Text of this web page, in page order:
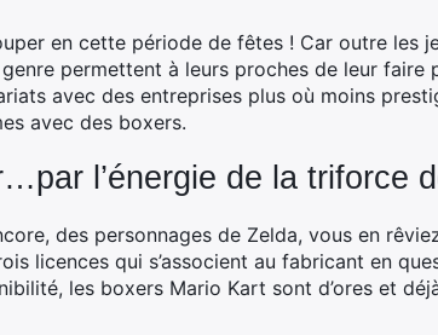
en cette période de fêtes ! Car outre les
permettent à leurs proches de leur faire
avec des entreprises plus où moins
avec des boxers.
l’énergie de la triforce
des personnages de Zelda, vous en
licences qui s’associent au fabricant en
les boxers Mario Kart sont d’ores et